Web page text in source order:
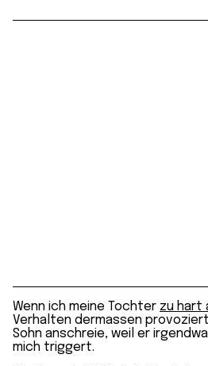
Wenn ich meine Tochter zu hart
Verhalten dermassen
Sohn anschreie, weil er
mich triggert.